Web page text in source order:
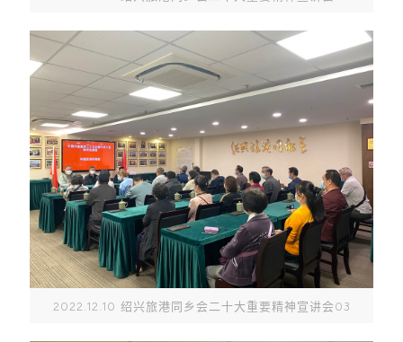
2022.12.10 绍兴旅港同乡会二十大重要精神宣讲会03